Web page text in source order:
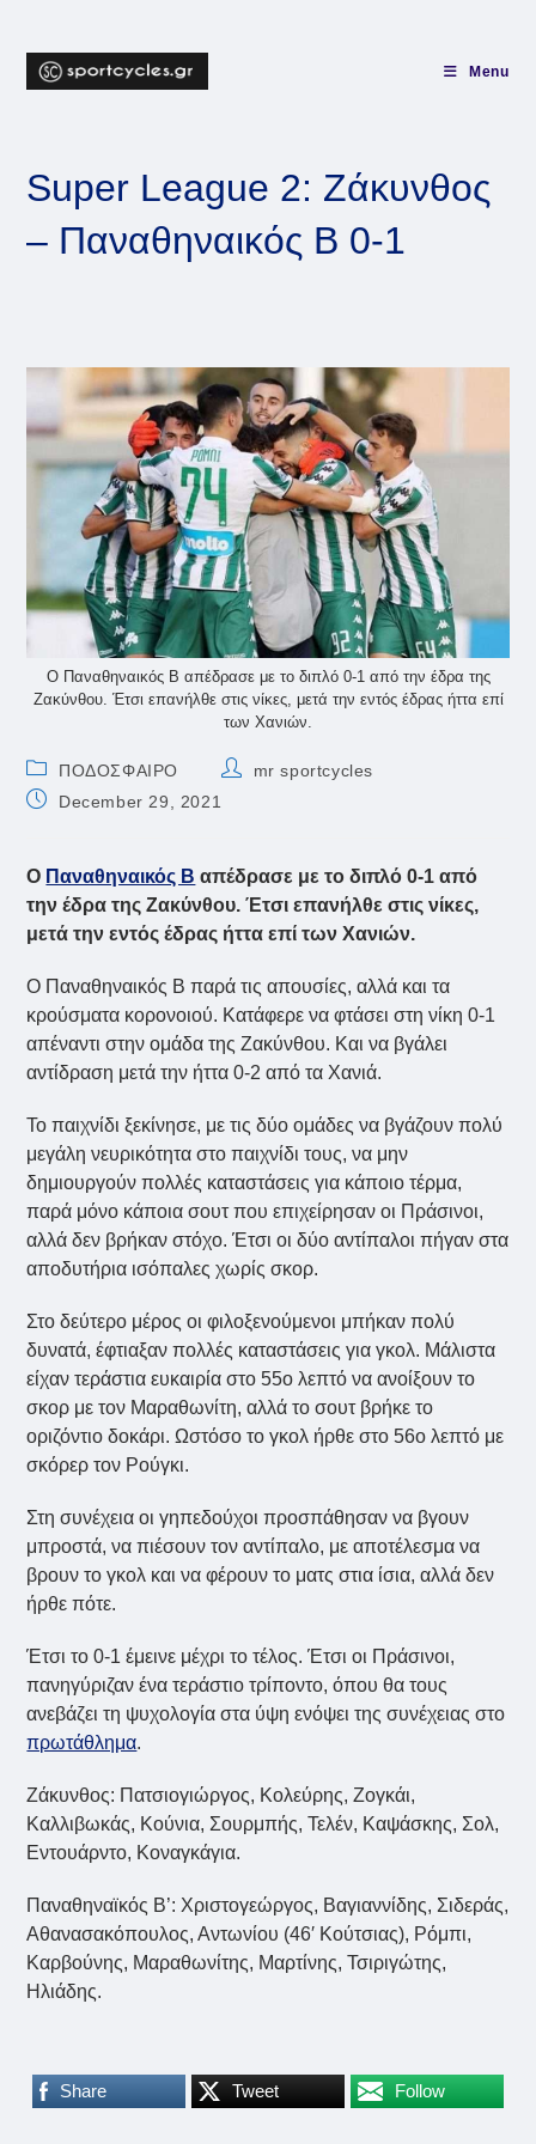
content
Menu
Super League 2: Ζάκυνθος
– Παναθηναικός Β 0-1
Ο Παναθηναικός Β απέδρασε με το διπλό 0-1 από την έδρα της
Ζακύνθου. Έτσι επανήλθε στις νίκες, μετά την εντός έδρας ήττα επί
των Χανιών.
Post
category:
ΠΟΔΟΣΦΑΙΡΟ
Postmr sportcycles
PostDecember 29, 2021
Ο Παναθηναικός Β απέδρασε με το διπλό 0-1 από
την έδρα της Ζακύνθου. Έτσι επανήλθε στις νίκες,
μετά την εντός έδρας ήττα επί των Χανιών.
Ο Παναθηναικός Β παρά τις απουσίες, αλλά και τα
κρούσματα κορονοιού. Κατάφερε να φτάσει στη νίκη 0-1
απέναντι στην ομάδα της Ζακύνθου. Και να βγάλει
αντίδραση μετά την ήττα 0-2 από τα Χανιά.
Το παιχνίδι ξεκίνησε, με τις δύο ομάδες να βγάζουν πολύ
μεγάλη νευρικότητα στο παιχνίδι τους, να μην
δημιουργούν πολλές καταστάσεις για κάποιο τέρμα,
παρά μόνο κάποια σουτ που επιχείρησαν οι Πράσινοι,
αλλά δεν βρήκαν στόχο. Έτσι οι δύο αντίπαλοι πήγαν στα
αποδυτήρια ισόπαλες χωρίς σκορ.
Στο δεύτερο μέρος οι φιλοξενούμενοι μπήκαν πολύ
δυνατά, έφτιαξαν πολλές καταστάσεις για γκολ. Μάλιστα
είχαν τεράστια ευκαιρία στο 55ο λεπτό να ανοίξουν το
σκορ με τον Μαραθωνίτη, αλλά το σουτ βρήκε το
οριζόντιο δοκάρι. Ωστόσο το γκολ ήρθε στο 56ο λεπτό με
σκόρερ τον Ρούγκι.
Στη συνέχεια οι γηπεδούχοι προσπάθησαν να βγουν
μπροστά, να πιέσουν τον αντίπαλο, με αποτέλεσμα να
βρουν το γκολ και να φέρουν το ματς στια ίσια, αλλά δεν
ήρθε πότε.
Έτσι το 0-1 έμεινε μέχρι το τέλος. Έτσι οι Πράσινοι,
πανηγύριζαν ένα τεράστιο τρίποντο, όπου θα τους
ανεβάζει τη ψυχολογία στα ύψη ενόψει της συνέχειας στο
πρωτάθλημα.
Ζάκυνθος: Πατσιογιώργος, Κολεύρης, Ζογκάι,
Καλλιβωκάς, Κούνια, Σουρμπής, Τελέν, Καψάσκης, Σολ,
Εντουάρντο, Κοναγκάγια.
Παναθηναϊκός Β’: Χριστογεώργος, Βαγιαννίδης, Σιδεράς,
Αθανασακόπουλος, Αντωνίου (46′ Κούτσιας), Ρόμπι,
Καρβούνης, Μαραθωνίτης, Μαρτίνης, Τσιριγώτης,
Ηλιάδης.
Share Tweet Follow